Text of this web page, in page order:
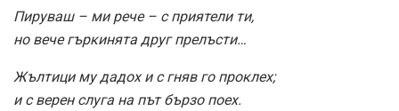
Пируваш – ми рече – с приятели ти,
но вече гъркинята друг прелъсти…
Жълтици му дадох и с гняв го проклех;
и с верен слуга на път бързо поех.